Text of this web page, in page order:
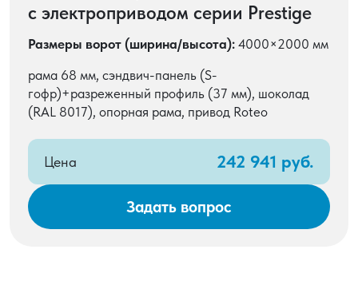
с электроприводом серии Prestige
Размеры ворот (ширина/высота): 4000×2000 мм
рама 68 мм, сэндвич-панель (S-
гофр)+разреженный профиль (37 мм), шоколад
(RAL 8017), опорная рама, привод Roteo
Цена 242 941 руб.
Задать вопрос